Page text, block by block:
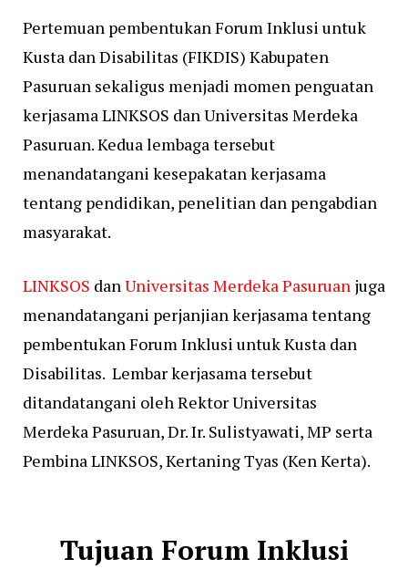
Pertemuan pembentukan Forum Inklusi untuk
Kusta dan Disabilitas (FIKDIS) Kabupaten
Pasuruan sekaligus menjadi momen penguatan
kerjasama LINKSOS dan Universitas Merdeka
Pasuruan. Kedua lembaga tersebut
menandatangani kesepakatan kerjasama
tentang pendidikan, penelitian dan pengabdian
masyarakat.
LINKSOS danUniversitas Merdeka Pasuruan juga
menandatangani perjanjian kerjasama tentang
pembentukan Forum Inklusi untuk Kusta dan
Disabilitas. Lembar kerjasama tersebut
ditandatangani oleh Rektor Universitas
Merdeka Pasuruan, Dr. Ir. Sulistyawati, MP serta
Pembina LINKSOS, Kertaning Tyas (Ken Kerta).
Tujuan Forum Inklusi